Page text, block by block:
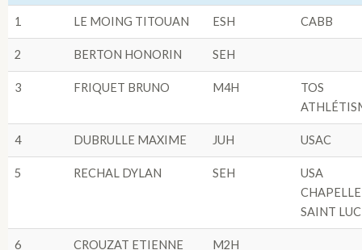
1 LE MOING TITOUAN ESH CABB
2 BERTON HONORIN SEH
3 FRIQUET BRUNO M4H
TOS
4 DUBRULLE MAXIME JUH USAC
5 RECHAL DYLAN SEH
USA
CHAPELLE
SAINT LUC
6 CROUZAT ETIENNE M2H